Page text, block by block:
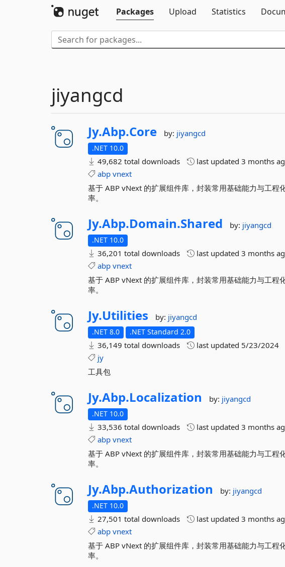
Packages
Upload Statistics
jiyangcd
Jy.Abp.Core by: jiyangcd
.NET 10.0
49,682 total downloads last updated3 months
abp vnext
基于 ABP vNext 的扩展组件库，封装常用基础能力与工
率。
Jy.Abp.Domain.Shared by: jiyangcd
.NET 10.0
36,201 total downloads last updated3 months
abp vnext
基于 ABP vNext 的扩展组件库，封装常用基础能力与工
率。
Jy.Utilities by: jiyangcd
.NET 8.0 .NET Standard 2.0
36,149 total downloads last updated 5/23/2024
jy
工具包
Jy.Abp.Localization by: jiyangcd
.NET 10.0
33,536 total downloads last updated3 months
abp vnext
基于 ABP vNext 的扩展组件库，封装常用基础能力与工
率。
Jy.Abp.Authorization by: jiyangcd
.NET 10.0
27,501 total downloads last updated3 months
abp vnext
基于 ABP vNext 的扩展组件库，封装常用基础能力与工
率。